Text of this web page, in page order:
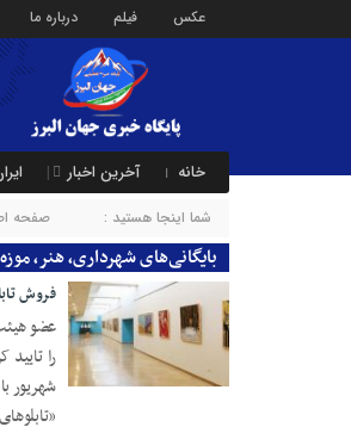
عکس فیلم درباره ما
خانه آخرین اخبار
شما اینجا هستید : صفحه
بایگانی‌های شهرداری، هنر،
29 شهریور 1403
فروش
عضو
شهریور